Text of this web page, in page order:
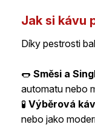
Jak si kávu
Díky pestrosti
🌭 Směsi a
automatu nebo
🧪 Výběrová
nebo jako